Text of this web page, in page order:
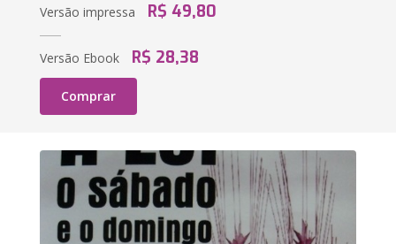
Versão impressa R$ 49,80
Versão Ebook R$ 28,38
Comprar